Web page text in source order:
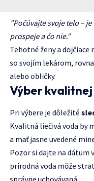
"Počúvajte svoje telo –
prospeje a čo nie."
Tehotné ženy a
so svojím lekárom,
alebo obličky.
Výber
Pri výbere je dôležité
Kvalitná liečivá voda by
a mať jasne uvedené
Pozor si dajte na dátum
prírodná voda môže